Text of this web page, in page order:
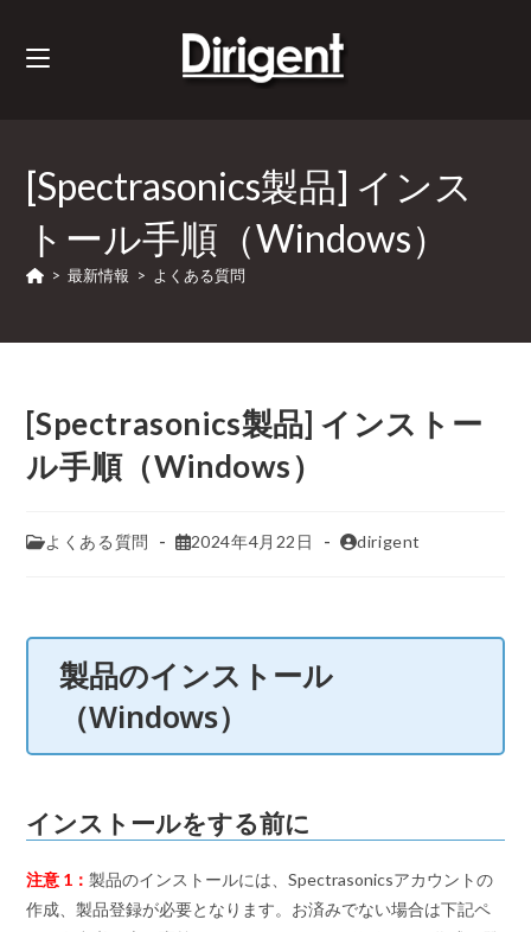
[Spectrasonics製品] インス
トール手順（Windows）
> 最新情報 > よくある質問
[Spectrasonics製品] インストー
ル手順（Windows）
よくある質問 2024年4月22日 dirigent
製品のインストール
（Windows）
インストールをする前に
注意 1：製品のインストールには、Spectrasonicsアカウントの
作成、製品登録が必要となります。お済みでない場合は下記ペ